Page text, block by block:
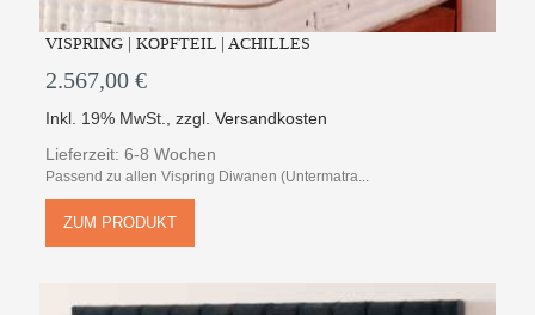
VISPRING | KOPFTEIL | ACHILLES
2.567,00 €
Inkl. 19% MwSt.,zzgl.Versandkosten
Lieferzeit: 6-8 Wochen
Passend zu allen Vispring Diwanen (Untermatra...
ZUM PRODUKT